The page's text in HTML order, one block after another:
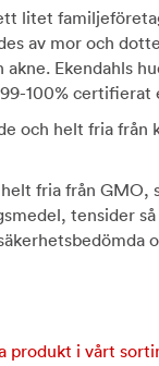
litet
av mor och
akne. Ekendahls
100% certifierat
och helt fria från
fria från GMO,
tensider så
produkt i vårt